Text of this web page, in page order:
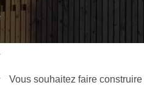
Trecobois
Vous souhaitez faire